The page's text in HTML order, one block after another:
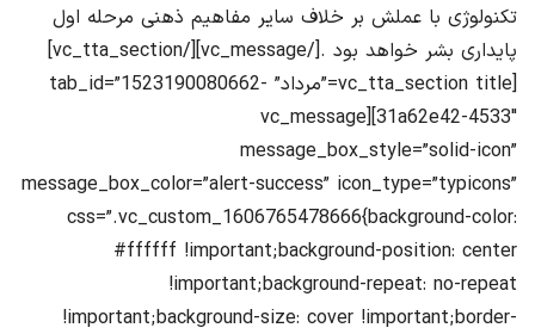
تکنولوژی با عملش بر خلاف سایر مفاهیم ذهنی مرحله اول
پایداری بشر خواهد بود .[/vc_message][/vc_tta_section]
[vc_tta_section title=”مرداد” tab_id=”1523190080662-
31a62e42-4533″][vc_message
message_box_style=”solid-icon”
message_box_color=”alert-success” icon_type=”typicons”
css=”.vc_custom_1606765478666{background-color:
#ffffff !important;background-position: center
!important;background-repeat: no-repeat
!important;background-size: cover !important;border-